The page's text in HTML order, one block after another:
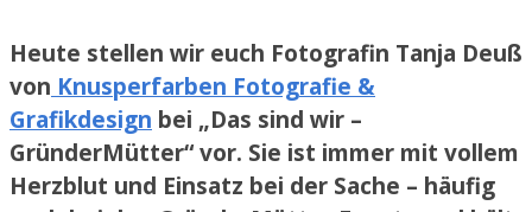
Heute stellen wir euch Fotografin Tanja Deuß
von Knusperfarben Fotografie &
Grafikdesign bei „Das sind wir –
GründerMütter“ vor. Sie ist immer mit vollem
Herzblut und Einsatz bei der Sache – häufig